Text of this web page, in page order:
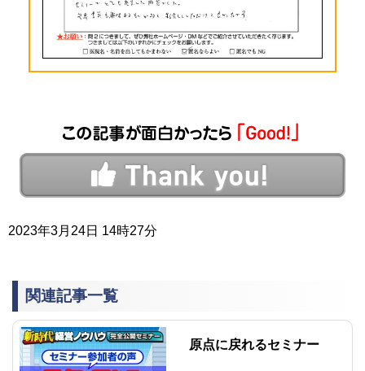
2023年3月24日 14時27分
関連記事一覧
原点に戻れるセミナー